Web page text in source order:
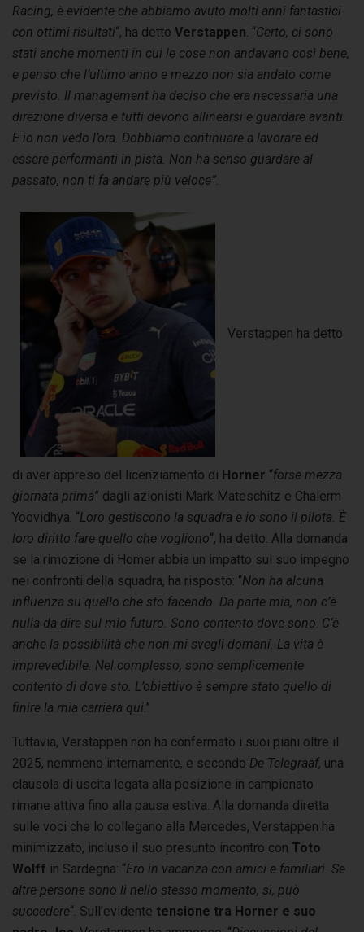
Racing, è evidente che abbiamo avuto molti anni fantastici
con ottimi risultati“, ha detto Verstappen. “Certo, ci sono
stati anche momenti in cui le cose non andavano così bene,
e penso che l’ultimo anno e mezzo non sia andato come
previsto. Il management ha deciso che era necessaria una
direzione diversa e tutti devono allinearsi e guardare avanti.
E io non vedo l’ora. Dobbiamo continuare a lavorare ed
essere performanti in pista. Non ha senso guardare al
passato, non ti fa andare più veloce”.
Verstappen ha detto
di aver appreso del licenziamento di Horner “forse mezza
giornata prima” dagli azionisti Mark Mateschitz e Chalerm
Yoovidhya. “Loro gestiscono la squadra e io sono il pilota. È
loro diritto fare quello che vogliono“, ha detto. Alla domanda
se la rimozione di Homer abbia un impatto sul suo impegno
nei confronti della squadra, ha risposto: “Non ha alcuna
influenza su quello che sto facendo. Da parte mia, non c’è
nulla da dire sul mio futuro. Sono contento dove sono. C’è
anche la possibilità che non mi svegli domani. La vita è
imprevedibile. Nel complesso, sono semplicemente
contento di dove sto. L’obiettivo è sempre stato quello di
finire la mia carriera qui.”
Tuttavia, Verstappen non ha confermato i suoi piani oltre il
2025, nemmeno internamente, e secondo De Telegraaf, una
clausola di uscita legata alla posizione in campionato
rimane attiva fino alla pausa estiva. Alla domanda diretta
sulle voci che lo collegano alla Mercedes, Verstappen ha
minimizzato, incluso il suo presunto incontro con Toto
Wolff in Sardegna: “Ero in vacanza con amici e familiari. Se
altre persone sono lì nello stesso momento, sì, può
succedere“. Sull’evidente tensione tra Horner e suo